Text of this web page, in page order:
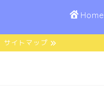
Home
サイトマップ